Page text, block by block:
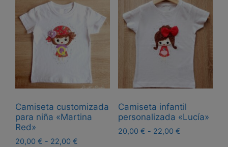
Camiseta customizada
para niña «Martina
Red»
20,00 € - 22,00 €
Camiseta infantil
personalizada «Lucía»
20,00 € - 22,00 €Rango